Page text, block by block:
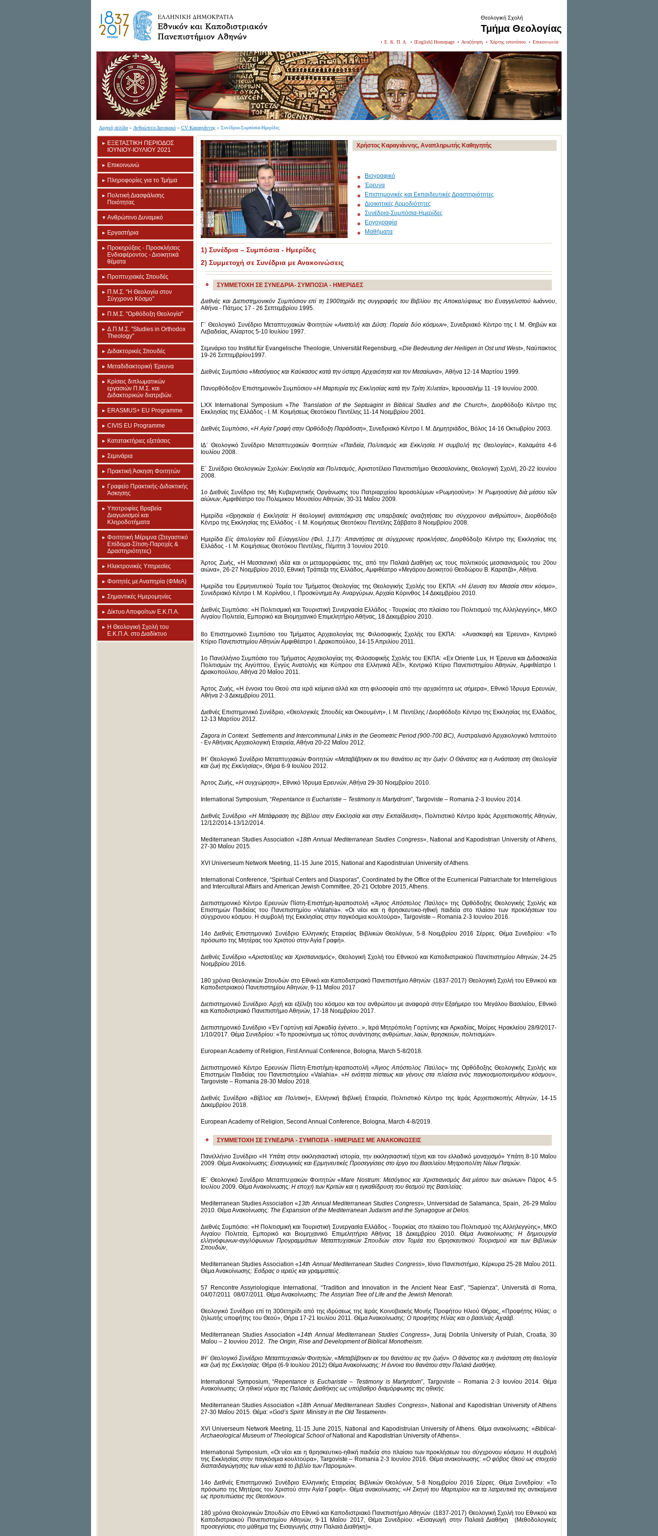
Θεολογική Σχολή
Τμήμα Θεολογίας
Ε. Κ. Π. Α. [English] Homepage Αναζήτηση Χάρτης ιστοτόπου Επικοινωνία
Αρχική σελίδα » Ανθρώπινο Δυναμικό » CV Καραγιάννης » Συνέδρια-Συμπόσια-Ημερίδες
ΕΞΕΤΑΣΤΙΚΗ ΠΕΡΙΟΔΟΣ
ΙΟΥΝΙΟΥ-ΙΟΥΛΙΟΥ 2021
Επικοινωνώ
Πληροφορίες για το Τμήμα
Πολιτική Διασφάλισης
Ποιότητας
Ανθρώπινο Δυναμικό
Εργαστήρια
Προκηρύξεις - Προσκλήσεις
Ενδιαφέροντος - Διοικητικά
θέματα
Προπτυχιακές Σπουδές
Π.Μ.Σ. "Η Θεολογία στον
Σύγχρονο Κόσμο"
Π.Μ.Σ. "Ορθόδοξη Θεολογία"
Δ.Π.Μ.Σ. "Studies in Orthodox
Theology"
Διδακτορικές Σπουδές
Μεταδιδακτορική Έρευνα
Κρίσεις διπλωματικών
εργασιών Π.Μ.Σ. και
Διδακτορικών διατριβών.
ERASMUS+ EU Programme
CIVIS EU Programme
Κατατακτήριες εξετάσεις
Σεμινάρια
Πρακτική Άσκηση Φοιτητών
Γραφείο Πρακτικής-Διδακτικής
Άσκησης
Υποτροφίες Βραβεία
Διαγωνισμοί και
Κληροδοτήματα
Φοιτητική Μέριμνα (Στεγαστικό
Επίδομα-Σίτιση-Παροχές &
Δραστηριότητες)
Ηλεκτρονικές Υπηρεσίες
Φοιτητές με Αναπηρία (ΦΜεΑ)
Σημαντικές Ημερομηνίες
Δίκτυο Αποφοίτων Ε.Κ.Π.Α.
Η Θεολογική Σχολή του
Ε.Κ.Π.Α. στο Διαδίκτυο
Χρήστος Καραγιάννης, Αναπληρωτής Καθηγητής
Βιογραφικό
Έρευνα
Επιστημονικές και Εκπαιδευτικές Δραστηριότητες
Διοικητικές Αρμοδιότητες
Συνέδρια-Συμπόσια-Ημερίδες
Εργογραφία
Μαθήματα
1) Συνέδρια – Συμπόσια - Ημερίδες
2) Συμμετοχή σε Συνέδρια με Ανακοινώσεις
ΣΥΜΜΕΤΟΧΗ ΣΕ ΣΥΝΕΔΡΙΑ- ΣΥΜΠΟΣΙΑ - ΗΜΕΡΙΔΕΣ
Διεθνές και Διεπιστημονικόν Συμπόσιον επί τη 1900τηρίδι της συγγραφής του Βιβλίου της Αποκαλύψεως του Ευαγγελιστού Ιωάννου,
Αθήνα - Πάτμος 17 - 26 Σεπτεμβρίου 1995.
Γ΄ Θεολογικό Συνέδριο Μεταπτυχιακών Φοιτητών «Ανατολή και Δύση: Πορεία δύο κόσμων», Συνεδριακό Κέντρο της Ι. Μ. Θηβών και
Λεβαδείας, Αλίαρτος 5-10 Ιουλίου 1997.
Σεμινάριο του Institut für Evangelische Theologie, Universität Regensburg, «Die Bedeutung der Heiligen in Ost und West», Ναύπακτος
19-26 Σεπτεμβρίου1997.
Διεθνές Συμπόσιο «Μεσόγειος και Καύκασος κατά την ύστερη Αρχαιότητα και τον Μεσαίωνα», Αθήνα 12-14 Μαρτίου 1999.
Πανορθόδοξον Επιστημονικόν Συμπόσιον «Η Μαρτυρία της Εκκλησίας κατά την Τρίτη Χιλιετία», Ιερουσαλήμ 11 -19 Ιουνίου 2000.
LXX International Symposium «The Translation of the Septuagint in Biblical Studies and the Church», Διορθόδοξο Κέντρο της
Εκκλησίας της Ελλάδος - Ι. Μ. Κοιμήσεως Θεοτόκου Πεντέλης 11-14 Νοεμβρίου 2001.
Διεθνές Συμπόσιο, «Η Αγία Γραφή στην Ορθόδοξη Παράδοση», Συνεδριακό Κέντρο Ι. Μ. Δημητριάδος, Βόλος 14-16 Οκτωβρίου 2003.
ΙΔ΄ Θεολογικό Συνέδριο Μεταπτυχιακών Φοιτητών «Παιδεία, Πολιτισμός και Εκκλησία. Η συμβολή της Θεολογίας», Καλαμάτα 4-6
Ιουλίου 2008.
E´ Συνέδριο Θεολογικών Σχολών:Εκκλησία και Πολιτισμός, Αριστοτέλειο Πανεπιστήμιο Θεσσαλονίκης, Θεολογική Σχολή, 20-22 Ιουνίου
2008.
1ο Διεθνές Συνέδριο της Μη Κυβερνητικής Οργάνωσης του Πατριαρχείου Ιεροσολύμων «Ρωμηοσύνη»:Ἡ Ρωμηοσύνη διὰμέσου τῶν
αἰώνων, Αμφιθέατρο του Πολεμικου Μουσείου Αθηνών, 30-31 Μαΐου 2009.
Ημερίδα «Θρησκεία ή Εκκλησία: Η θεολογική ανταπόκριση στις υπαρξιακές αναζητήσεις του σύγχρονου ανθρώπου», Διορθόδοξο
Κέντρο της Εκκλησίας της Ελλάδος - Ι. Μ. Κοιμήσεως Θεοτόκου Πεντέλης Σάββατο 8 Νοεμβρίου 2008.
ΗμερίδαΕἰς ἀπολογίαν τοῦ Εὐαγγελίου (Φιλ. 1,17): Απαντήσεις σε σύγχρονες προκλήσεις, Διορθόδοξο Κέντρο της Εκκλησίας της
Ελλάδος - Ι. Μ. Κοιμήσεως Θεοτόκου Πεντέλης, Πέμπτη 3 Ἰουνίου 2010.
Άρτος Ζωής, «Η Μεσσιανική ιδέα και οι μεταμορφώσεις της, από την Παλαιά Διαθήκη ως τους πολιτικούς μεσσιανισμούς του 20ου
αιώνα», 26-27 Νοεμβρίου 2010, Εθνική Τράπεζα της Ελλάδος, Αμφιθέατρο «Μεγάρου Διοικητού Θεοδώρου Β. Καρατζά», Αθήνα.
Ημερίδα του Ερμηνευτικού Τομέα του Τμήματος Θεολογίας της Θεολογικής Σχολής του ΕΚΠΑ:«Η έλευση του Μεσσία στον κόσμο»,
Συνεδριακό Κέντρο Ι. Μ. Κορίνθου, Ι. Προσκύνημα Αγ. Αναργύρων, Αρχαία Κόρινθος 14 Δεκεμβρίου 2010.
Διεθνές Συμπόσιο: «Η Πολιτισμική και Τουριστική Συνεργασία Ελλάδος - Τουρκίας στο πλαίσιο του Πολιτισμού της Αλληλεγγύης», ΜΚΟ
Αιγαίου Πολιτεία, Εμπορικό και Βιομηχανικό Επιμελητήριο Αθήνας, 18 Δεκεμβρίου 2010.
8ο Επιστημονικό Συμπόσιο του Τμήματος Αρχαιολογίας της Φιλοσοφικής Σχολής του ΕΚΠΑ: «Ανασκαφή και Έρευνα», Κεντρικό
Κτίριο Πανεπιστημίου Αθηνών Αμφιθέατρο Ι. ∆ρακοπούλου, 14-15 Απριλίου 2011.
1o Πανελλήνιο Συμπόσιο του Τμήματος Αρχαιολογίας της Φιλοσοφικής Σχολής του ΕΚΠΑ: «Ex Oriente Lux, Η Έρευνα και Διδασκαλία
Πολιτισμών της Αιγύπτου, Εγγύς Ανατολής και Κύπρου στα Ελληνικά ΑΕΙ», Κεντρικό Κτίριο Πανεπιστημίου Αθηνών, Αμφιθέατρο Ι.
∆ρακοπούλου, Αθήνα 20 Μαΐου 2011.
Άρτος Ζωής, «Η έννοια του Θεού στα ιερά κείμενα αλλά και στη φιλοσοφία από την αρχαιότητα ως σήμερα», Εθνικό Ίδρυμα Ερευνών,
Αθήνα 2-3 Δεκεμβρίου 2011.
Διεθνές Επιστημονικό Συνέδριο, «Θεολογικές Σπουδές και Οικουμένη», Ι. Μ. Πεντέλης / Διορθόδοξο Κέντρο της Εκκλησίας της Ελλάδος,
12-13 Μαρτίου 2012.
Zagora in Context. Settlements and Intercommunal Links in the Geometric Period (900-700 BC), Αυστραλιανό Αρχαιολογικό Ινστιτούτο
- Εν Αθήναις Αρχαιολογική Εταιρεία, Αθήνα 20-22 Μαΐου 2012.
ΙH΄ Θεολογικό Συνέδριο Μεταπτυχιακών Φοιτητών «Μεταβέβηκεν εκ του θανάτου εις την ζωήν: Ο Θάνατος και η Ανάσταση στη Θεολογία
και ζωή της Εκκλησίας», Θήρα 6-9 Ιουλίου 2012.
Άρτος Ζωής, «Η συγχώρηση», Εθνικό Ίδρυμα Ερευνών, Αθήνα 29-30 Νοεμβρίου 2010.
International Symposium, “Repentance is Eucharistie – Testimony is Martydrom”, Targoviste – Romania 2-3 Ιουνίου 2014.
Διεθνές Συνέδριο «Η Μετάφραση της Βίβλου στην Εκκλησία και στην Εκπαίδευση», Πολιτιστικό Κέντρο Ιεράς Αρχιεπισκοπής Αθηνών,
12/12/2014-13/12/2014.
Mediterranean Studies Association «18th Annual Mediterranean Studies Congress», National and Kapodistrian University of Athens,
27-30 Μαΐου 2015.
XVI Universeum Network Meeting, 11-15 June 2015, National and Kapodistruian University of Athens.
International Conference, “Spiritual Centers and Diasporas”, Coordinated by the Office of the Ecumenical Patriarchate for Interreligious
and Intercultural Affairs and American Jewish Committee, 20-21 Octobre 2015, Athens.
Διεπιστημονικό Κέντρο Ερευνών Πίστη-Επιστήμη-Ιεραποστολή «Άγιος Απόστολος Παύλος» της Ορθόδοξης Θεολογικής Σχολής και
Επιστημών Παιδείας του Πανεπιστημίου «Valahia». «Oι νέοι και η θρησκευτικο-ηθική παιδεία στο πλαίσιο των προκλήσεων του
σύγχρονου κόσμου. Η συμβολή της Εκκλησίας στην παγκόσμια κουλτούρα», Targoviste – Romania 2-3 Ιουνίου 2016.
14o Διεθνές Επιστημονικό Συνέδριο Ελληνικής Εταιρείας Βιβλικών Θεολόγων, 5-8 Νοεμβρίου 2016 Σέρρες. Θέμα Συνεδρίου: «Το
πρόσωπο της Μητέρας του Χριστού στην Αγία Γραφή».
Διεθνές Συνέδριο «Αριστοτέλης και Χριστιανισμός», Θεολογική Σχολή του Εθνικού και Καποδιστριακού Πανεπιστημίου Αθηνών, 24-25
Νοεμβρίου 2016.
180 χρόνια Θεολογικών Σπουδών στο Εθνικό και Καποδιστριακό Πανεπιστήμιο Αθηνών (1837-2017) Θεολογική Σχολή του Εθνικού και
Καποδιστριακού Πανεπιστημίου Αθηνών, 9-11 Μαΐου 2017
Διεπιστημονικό Συνέδριο: Αρχή και εξέλιξη του κόσμου και του ανθρώπου με αναφορά στην Εξαήμερο του Μεγάλου Βασιλείου, Εθνικό
και Καποδιστριακό Πανεπιστήμιο Αθηνών, 17-18 Νοεμβρίου 2017.
Διεπιστημονικό Συνέδριο «Ἐν Γορτύνῃ καί Ἀρκαδίᾳ ἐγένετο...», Ιερά Μητρόπολη Γορτύνης και Αρκαδίας, Μοίρες Ηρακλείου 28/9/2017-
1/10/2017. Θέμα Συνεδρίου: «Το προσκύνημα ως τόπος συνάντησης ανθρώπων, λαών, θρησκειών, πολιτισμών».
Εuropean Academy of Religion, First Annual Conference, Bologna, March 5-8/2018.
Διεπιστημονικό Κέντρο Ερευνών Πίστη-Επιστήμη-Ιεραποστολή «Άγιος Απόστολος Παύλος» της Ορθόδοξης Θεολογικής Σχολής και
Επιστημών Παιδείας του Πανεπιστημίου «Valahia». «Η ενότητα πίστεως και γένους στα πλαίσια ενός παγκοσμιοποιημένου κόσμου»,
Targoviste – Romania 28-30 Mαΐου 2018.
Διεθνές Συνέδριο «Βίβλος και Πολιτική», Ελληνική Βιβλική Εταιρεία, Πολιτιστικό Κέντρο της Ιεράς Αρχιεπισκοπής Αθηνών, 14-15
Δεκεμβρίου 2018.
Εuropean Academy of Religion, Second Annual Conference, Bologna, March 4-8/2019.
ΣΥΜΜΕΤΟΧΗ ΣΕ ΣΥΝΕΔΡΙΑ - ΣΥΜΠΟΣΙΑ - ΗΜΕΡΙΔΕΣ ΜΕ ΑΝΑΚΟΙΝΩΣΕΙΣ
Πανελλήνιο Συνέδριο «Η Υπάτη στην εκκλησιαστική ιστορία, την εκκλησιαστική τέχνη και τον ελλαδικό μοναχισμό» Υπάτη 8-10 Μαΐου
2009. Θέμα Ανακοίνωσης: Εισαγωγικές και Ερμηνευτικές Προσεγγίσεις στο έργο του Βασιλείου Μητροπολίτη Νέων Πατρών.
ΙΕ΄ Θεολογικό Συνέδριο Μεταπτυχιακών Φοιτητών «Mare Nostrum: Μεσόγειος και Χριστιανισμός δια μέσου των αιώνων» Πάρος 4-5
Ιουλίου 2009. Θέμα Ανακοίνωσης: Η εποχή των Κριτών και η εγκαθίδρυση του θεσμού της Βασιλείας.
Mediterranean Studies Association «13th Annual Mediterranean Studies Congress», Universidad de Salamanca, Spain, 26-29 Μαΐου
2010. Θέμα Ανακοίνωσης: The Expansion of the Mediterranean Judaism and the Synagogue at Delos.
Διεθνές Συμπόσιο: «Η Πολιτισμική και Τουριστική Συνεργασία Ελλάδος - Τουρκίας στο πλαίσιο του Πολιτισμού της Αλληλεγγύης», ΜΚΟ
Αιγαίου Πολιτεία, Εμπορικό και Βιομηχανικό Επιμελητήριο Αθήνας 18 Δεκεμβρίου 2010. Θέμα Ανακοίνωσης:Η δημιουργία
ελληνόφωνων-αγγλόφωνων Προγραμμάτων Μεταπτυχιακών Σπουδών στον Τομέα του Θρησκευτικού Τουρισμού και των Βιβλικών
Σπουδών,
Mediterranean Studies Association «14th Annual Mediterranean Studies Congress», Ιόνιο Πανεπιστήμιο, Κέρκυρα 25-28 Μαΐου 2011.
Θέμα Ανακοίνωσης: Έσδρας ο ιερεύς και γραμματεύς.
57 Rencontre Assyriologique International, “Tradition and Innovation in the Ancient Near East”, "Sapienza", Università di Roma,
04/07/2011 08/07/2011. Θέμα Ανακοίνωσης: The Assyrian Tree of Life and the Jewish Menorah.
Θεολογικό Συνέδριο επί τη 300ετηρίδι από της ιδρύσεως της Ιεράς Κοινοβιακής Μονής Προφήτου Ηλιού Θήρας, «Προφήτης Ηλίας: ο
ζηλωτής υποφήτης του Θεού», Θήρα 17-21 Ιουλίου 2011. Θέμα Ανακοίνωσης: Ο προφήτης Ηλίας και ο βασιλιάς Αχαάβ.
Mediterranean Studies Association «14th Annual Mediterranean Studies Congress», Juraj Dobrila University of Pulah, Croatia, 30
Μαΐου – 2 Ιουνίου 2012. The Origin, Rise and Development of Biblical Monotheism.
ΙΗ΄ Θεολογικό Συνέδριο Μεταπτυχιακών Φοιτητών, «Μεταβέβηκεν εκ του θανάτου εις την ζωήν». Ο θάνατος και η ανάσταση στη θεολογία
και ζωή της Εκκλησίας. Θήρα (6-9 Ιουλίου 2012) Θέμα Ανακοίνωσης: Η έννοια του θανάτου στην Παλαιά Διαθήκη.
International Symposium, “Repentance is Eucharistie – Testimony is Martyrdom”, Targoviste – Romania 2-3 Ιουνίου 2014. Θέμα
Ανακοίνωσης: Οι ηθικοί νόμοι της Παλαιάς Διαθήκης ως υπόβαθρο διαμόρφωσης της ηθικής.
Mediterranean Studies Association «18th Annual Mediterranean Studies Congress», National and Kapodistrian University of Athens
27-30 Μαΐου 2015. Θέμα: «God’s Spirit Ministry in the Old Testament».
XVI Universeum Network Meeting, 11-15 June 2015, National and Kapodistruian University of Athens. Θέμα ανακοίνωσης: «Biblical-
Archaeological Museum of Theological School ofNational and Kapodistrian University of Athens».
International Symposium, «Oι νέοι και η θρησκευτικο-ηθική παιδεία στο πλαίσιο των προκλήσεων του σύγχρονου κόσμου. Η συμβολή
της Εκκλησίας στην παγκόσμια κουλτούρα», Targoviste – Romania 2-3 Ιουνίου 2016. Θέμα ανακοίνωσης: «Ο φόβος Θεού ως στοιχείο
διαπαιδαγώγησης των νέων κατά το βιβλίο των Παροιμιών».
14o Διεθνές Επιστημονικό Συνέδριο Ελληνικής Εταιρείας Βιβλικών Θεολόγων, 5-8 Νοεμβρίου 2016 Σέρρες. Θέμα Συνεδρίου: «Το
πρόσωπο της Μητέρας του Χριστού στην Αγία Γραφή». Θέμα ανακοίνωσης: «H Σκηνή του Μαρτυρίου και τα λατρευτικά της αντικείμενα
ως προτυπώσεις της Θεοτόκου».
180 χρόνια Θεολογικών Σπουδών στο Εθνικό και Καποδιστριακό Πανεπιστήμιο Αθηνών (1837-2017) Θεολογική Σχολή του Εθνικού και
Καποδιστριακού Πανεπιστημίου Αθηνών, 9-11 Μαΐου 2017, Θέμα Συνεδρίου: «Εισαγωγή στην Παλαιά Διαθήκη (Μεθοδολογικές
προσεγγίσεις στο μάθημα της Εισαγωγής στην Παλαιά Διαθήκη)».